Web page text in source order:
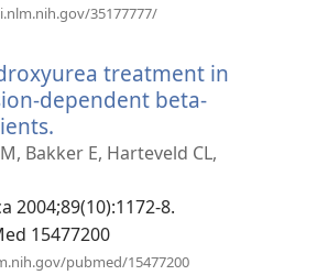
35177777/
タ
ブ
で
く）
treatment in
dependent beta-
し
タ
ブ
で
Bakker E, Harteveld CL,
2004;89(10):1172-8.
15477200
pubmed/15477200